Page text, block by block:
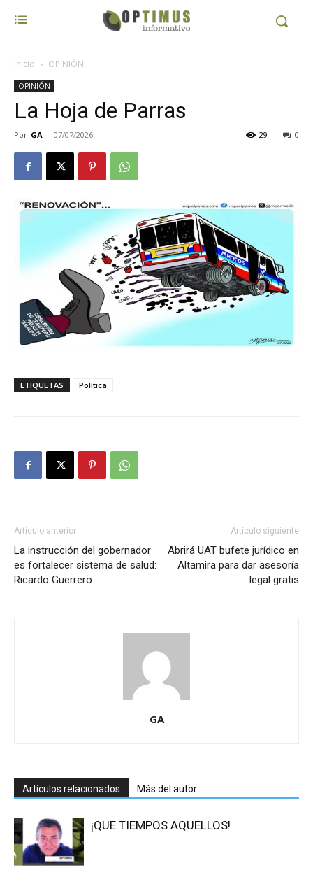
Inicio OPINIÓN
OPINIÓN
La Hoja de Parras
Por GA - 07/07/2026 0
29
ETIQUETAS Política
Artículo anterior
La instrucción del gobernador
es fortalecer sistema de salud:
Ricardo Guerrero
Artículo siguiente
Abrirá UAT bufete jurídico en
Altamira para dar asesoría
legal gratis
GA
Artículos relacionados Más del autor
¡QUE TIEMPOS AQUELLOS!